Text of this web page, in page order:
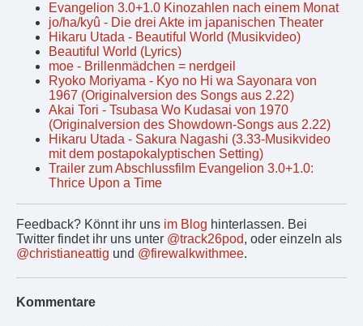
Evangelion 3.0+1.0 Kinozahlen nach einem Monat
jo/ha/kyû - Die drei Akte im japanischen Theater
Hikaru Utada - Beautiful World (Musikvideo)
Beautiful World (Lyrics)
moe - Brillenmädchen = nerdgeil
Ryoko Moriyama - Kyo no Hi wa Sayonara von
1967 (Originalversion des Songs aus 2.22)
Akai Tori - Tsubasa Wo Kudasai von 1970
(Originalversion des Showdown-Songs aus 2.22)
Hikaru Utada - Sakura Nagashi (3.33-Musikvideo
mit dem postapokalyptischen Setting)
Trailer zum Abschlussfilm Evangelion 3.0+1.0:
Thrice Upon a Time
Feedback? Könnt ihr uns im Blog hinterlassen. Bei
Twitter findet ihr uns unter @track26pod, oder einzeln als
@christianeattig und @firewalkwithmee.
Kommentare